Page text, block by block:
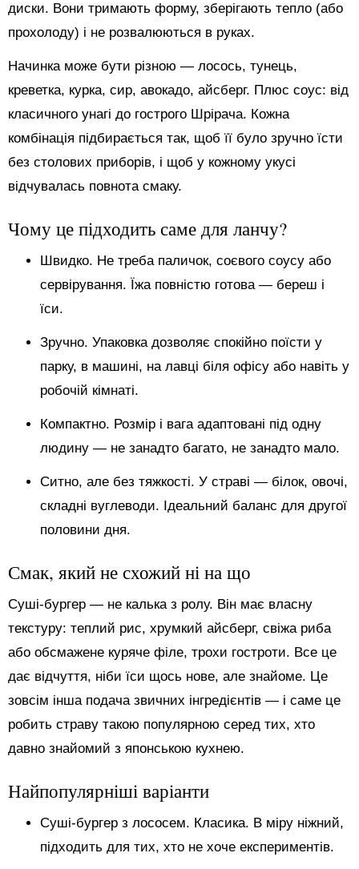
диски. Вони тримають форму, зберігають тепло (або
прохолоду) і не розвалюються в руках.
Начинка може бути різною — лосось, тунець,
креветка, курка, сир, авокадо, айсберг. Плюс соус: від
класичного унагі до гострого Шрірача. Кожна
комбінація підбирається так, щоб її було зручно їсти
без столових приборів, і щоб у кожному укусі
відчувалась повнота смаку.
Чому це підходить саме для ланчу?
Швидко. Не треба паличок, соєвого соусу або
сервірування. Їжа повністю готова — береш і
їси.
Зручно. Упаковка дозволяє спокійно поїсти у
парку, в машині, на лавці біля офісу або навіть у
робочій кімнаті.
Компактно. Розмір і вага адаптовані під одну
людину — не занадто багато, не занадто мало.
Ситно, але без тяжкості. У страві — білок, овочі,
складні вуглеводи. Ідеальний баланс для другої
половини дня.
Смак, який не схожий ні на що
Суші-бургер — не калька з ролу. Він має власну
текстуру: теплий рис, хрумкий айсберг, свіжа риба
або обсмажене куряче філе, трохи гостроти. Все це
дає відчуття, ніби їси щось нове, але знайоме. Це
зовсім інша подача звичних інгредієнтів — і саме це
робить страву такою популярною серед тих, хто
давно знайомий з японською кухнею.
Найпопулярніші варіанти
Суші-бургер з лососем. Класика. В міру ніжний,
підходить для тих, хто не хоче експериментів.